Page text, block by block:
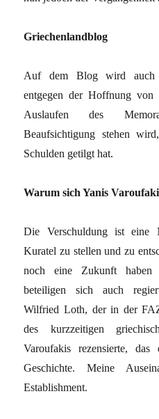
Griechenlandblog
Auf dem Blog wird auch
entgegen der Hoffnung
Auslaufen des
Beaufsichtigung stehen
Schulden getilgt hat.
Warum sich Yanis
Die Verschuldung ist eine
Kuratel zu stellen und zu
noch eine Zukunft
beteiligen sich auch
Wilfried Loth, der in der
des kurzzeitigen
Varoufakis rezensierte,
Geschichte. Meine
Establishment.